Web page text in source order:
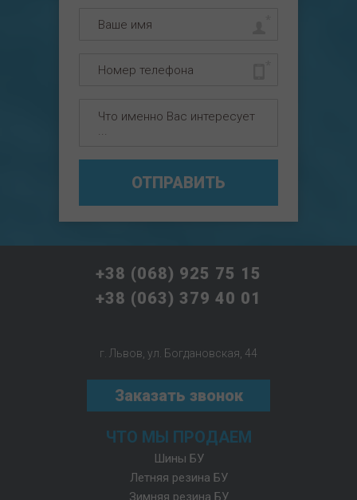
ОТПРАВИТЬ
+38 (068) 925 75 15
+38 (063) 379 40 01
г. Львов, ул. Богдановская, 44
Заказать звонок
ЧТО МЫ ПРОДАЕМ
Шины БУ
Летняя резина БУ
Зимняя резина БУ